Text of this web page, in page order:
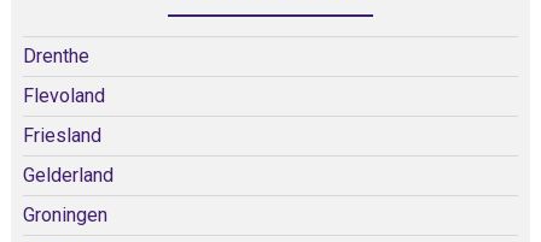
Drenthe
Flevoland
Friesland
Gelderland
Groningen